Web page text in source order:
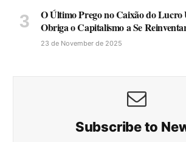
O Último Prego no Caixão do
Obriga o Capitalismo a Se
23 de November de 2025
Subscribe to